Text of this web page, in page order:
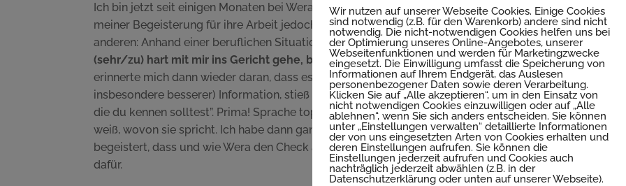
Ich bin jetzt seit einigen Monaten bei Wera und habe sie bisher noch nie persönlich getroffen. Das tut
meiner Begeisterung für ihre Arbeit jedoch überhaupt keinen Abbruch. Aber erst einmal eines nach
anderen: Anhand einer beruflichen Situation im Sommer 2019 wurde rasch deutlich,dass ich oft
(sehr/zu) hart mit mir ins Gericht gehe, bzw. dass das, was ich mache, nicht (mehr) gut für mich ist
erinnerte mich dann wieder daran, dass es (innere) “Glaubenssätze” gibt. Auf der Suche nach mehr
insbesondere besserer) Information, stieß ich auf die Seiten von Wera “Glaubenssätze auflösen: 7
die du kennen solltest”. Prima! Sprache topp. Inhalt topp. Vor allem hatte ich das Gefühl, dass Wera
weiß, wovon sie spricht. Ich habe dann ganz spontan den Glaubenssatz-Check bei ihr gemacht und
begeistert, dass und wie Wera den Check auf mich persönlich zugeschnitten hat. Vielen Dank noch
dafür.
Wir nutzen auf unserer Webseite Cookies. Einige Cookies
sind notwendig (z.B. für den Warenkorb) andere sind nicht
notwendig. Die nicht-notwendigen Cookies helfen uns bei
der Optimierung unseres Online-Angebotes, unserer
Webseitenfunktionen und werden für Marketingzwecke
eingesetzt. Die Einwilligung umfasst die Speicherung von
Informationen auf Ihrem Endgerät, das Auslesen
personenbezogener Daten sowie deren Verarbeitung.
Klicken Sie auf „Alle akzeptieren“, um in den Einsatz von
nicht notwendigen Cookies einzuwilligen oder auf „Alle
ablehnen“, wenn Sie sich anders entscheiden. Sie können
unter „Einstellungen verwalten“ detaillierte Informationen
der von uns eingesetzten Arten von Cookies erhalten und
deren Einstellungen aufrufen. Sie können die
Einstellungen jederzeit aufrufen und Cookies auch
nachträglich jederzeit abwählen (z.B. in der
Datenschutzerklärung oder unten auf unserer Webseite).